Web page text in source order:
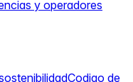
y operadores
Codigo de